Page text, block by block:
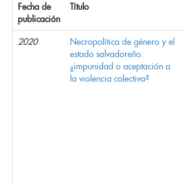
Fecha de
publicación
Título
2020
Necropolítica de género y el
estado salvadoreño:
¿impunidad o aceptación a
la violencia colectiva?